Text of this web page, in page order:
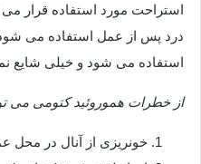
استراحت مورد استفاده قرار
درد پس از عمل استفاده می
استفاده می شود و خیلی شایع
از خطرات هموروئید کتومی می
خونریزی از آنال در محل